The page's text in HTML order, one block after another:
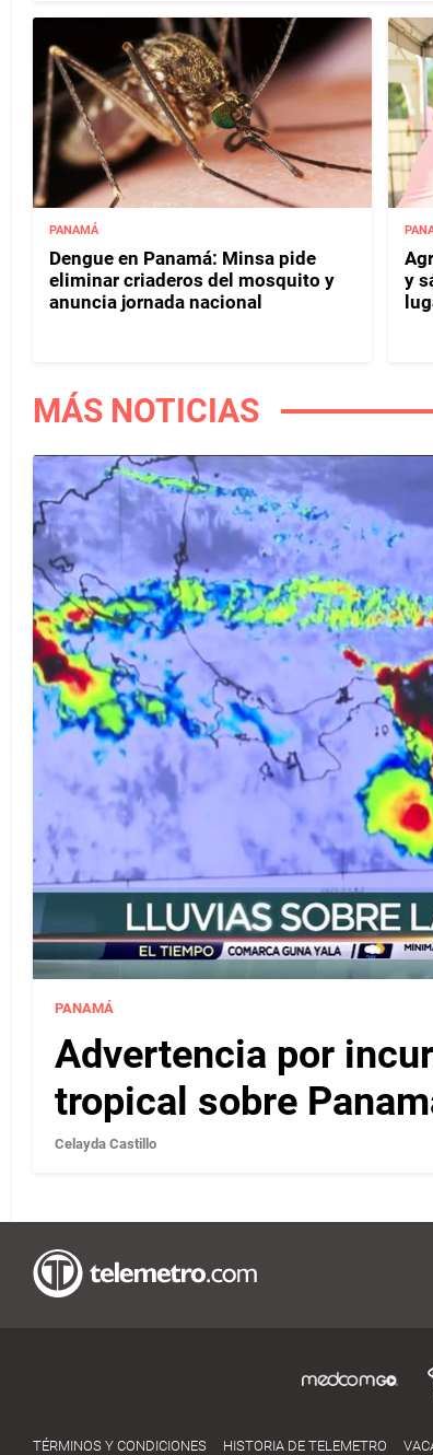
PANAMÁ
Dengue en Panamá: Minsa pide
eliminar criaderos del mosquito y
anuncia jornada nacional
y
MÁS NOTICIAS
PANAMÁ
Advertencia por
tropical sobre
Celayda Castillo
TÉRMINOS Y CONDICIONES HISTORIA DE TELEMETRO